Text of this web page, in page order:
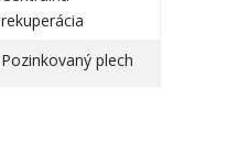
rekuperácia
Pozinkovaný plech